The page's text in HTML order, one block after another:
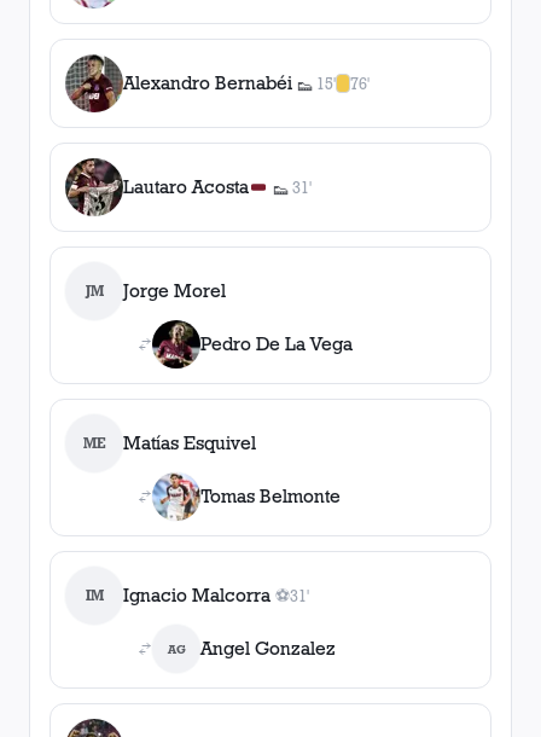
Alexandro Bernabéi 👟
1asistencia
15' 76'
1amarilla
Lautaro Acosta 👟
1asistencia
31'
JM Jorge Morel
Pedro De La Vega
ME Matías Esquivel
Tomas Belmonte
IM Ignacio Malcorra ⚽
1gol
31'
AG Angel Gonzalez